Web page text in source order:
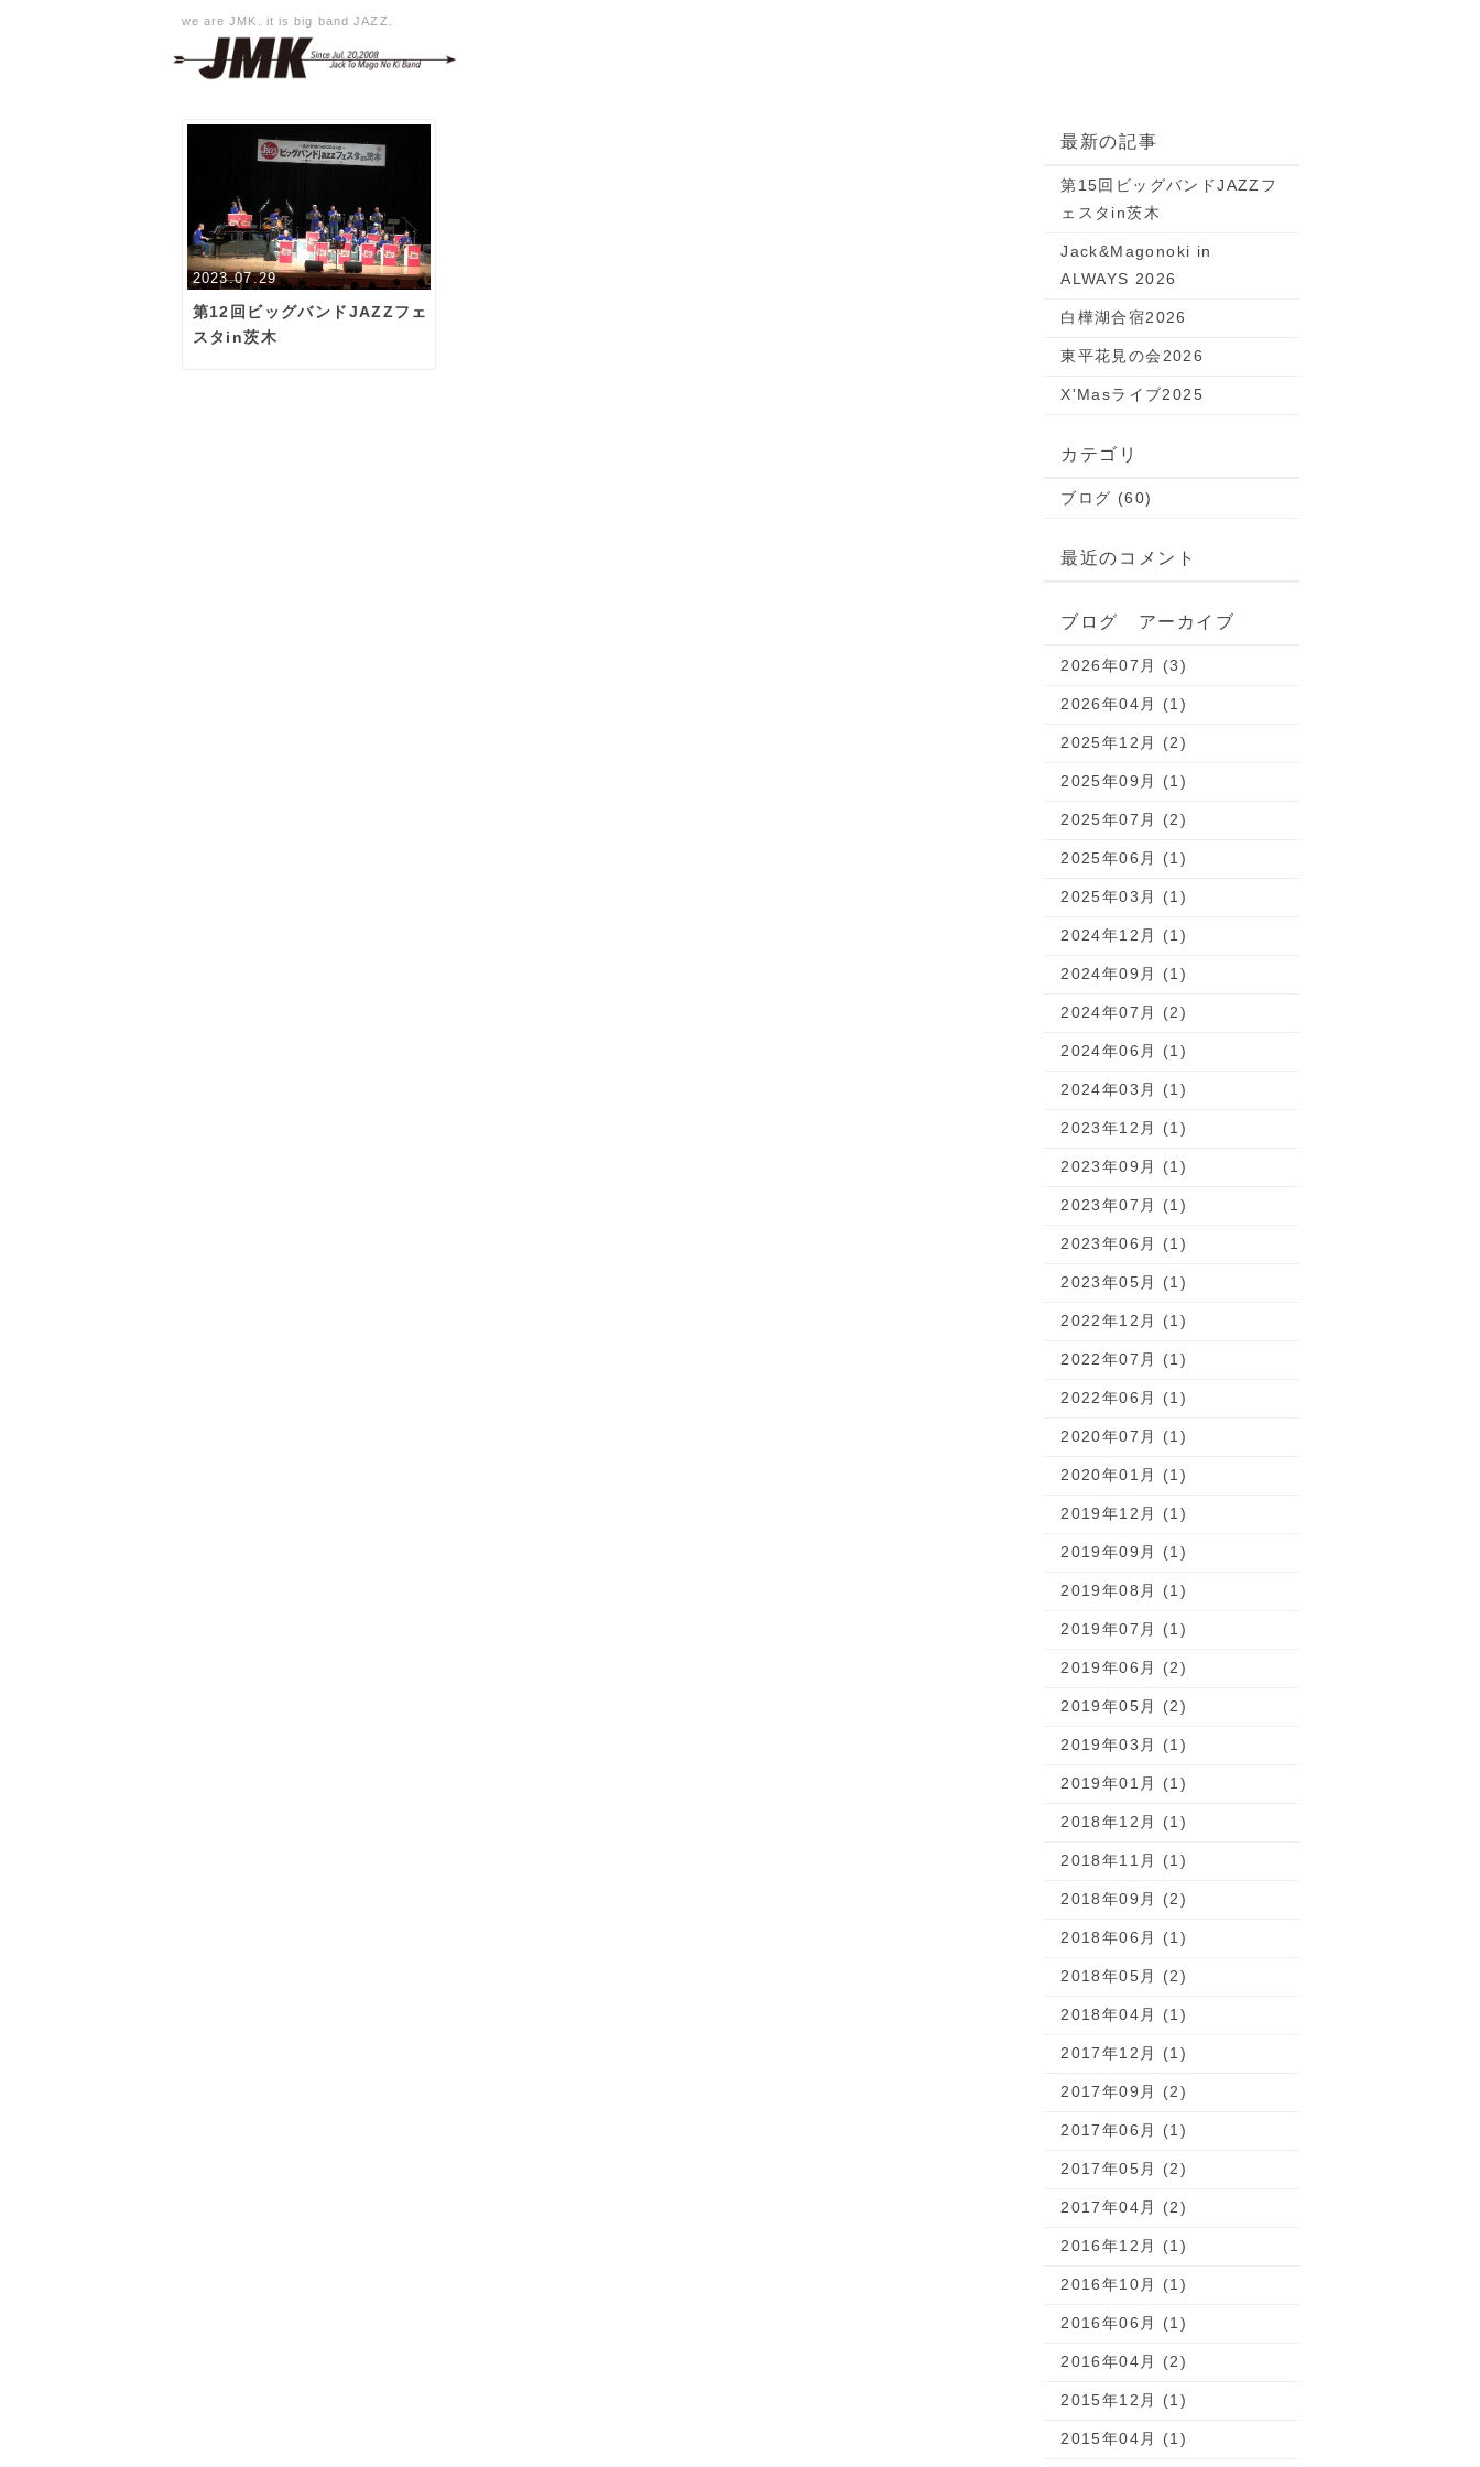
we are JMK. it is big band JAZZ.
2023.07.29
第12回ビッグバンドJAZZフェ
スタin茨木
最新の記事
第15回ビッグバンドJAZZフ
ェスタin茨木
Jack&Magonoki in
ALWAYS 2026
白樺湖合宿2026
東平花見の会2026
X'Masライブ2025
カテゴリ
ブログ (60)
最近のコメント
ブログ アーカイブ
2026年07月 (3)
2026年04月 (1)
2025年12月 (2)
2025年09月 (1)
2025年07月 (2)
2025年06月 (1)
2025年03月 (1)
2024年12月 (1)
2024年09月 (1)
2024年07月 (2)
2024年06月 (1)
2024年03月 (1)
2023年12月 (1)
2023年09月 (1)
2023年07月 (1)
2023年06月 (1)
2023年05月 (1)
2022年12月 (1)
2022年07月 (1)
2022年06月 (1)
2020年07月 (1)
2020年01月 (1)
2019年12月 (1)
2019年09月 (1)
2019年08月 (1)
2019年07月 (1)
2019年06月 (2)
2019年05月 (2)
2019年03月 (1)
2019年01月 (1)
2018年12月 (1)
2018年11月 (1)
2018年09月 (2)
2018年06月 (1)
2018年05月 (2)
2018年04月 (1)
2017年12月 (1)
2017年09月 (2)
2017年06月 (1)
2017年05月 (2)
2017年04月 (2)
2016年12月 (1)
2016年10月 (1)
2016年06月 (1)
2016年04月 (2)
2015年12月 (1)
2015年04月 (1)